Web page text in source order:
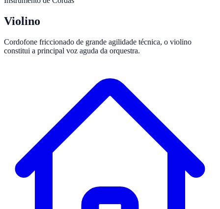
Violino
Cordofone friccionado de grande agilidade técnica, o violino
constitui a principal voz aguda da orquestra.